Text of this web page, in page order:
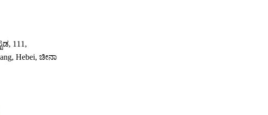
111,
Hebei, ಚೀನಾ